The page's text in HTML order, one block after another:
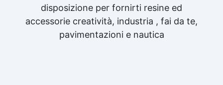
disposizione per fornirti resine ed
accessorie creatività, industria , fai da te,
pavimentazioni e nautica